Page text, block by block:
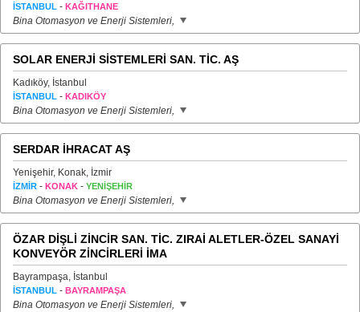
İSTANBUL - KAĞITHANE
Bina Otomasyon ve Enerji Sistemleri,
SOLAR ENERJİ SİSTEMLERİ SAN. TİC. AŞ
Kadıköy, İstanbul
İSTANBUL - KADIKÖY
Bina Otomasyon ve Enerji Sistemleri,
SERDAR İHRACAT AŞ
Yenişehir, Konak, İzmir
İZMİR - KONAK - YENİŞEHİR
Bina Otomasyon ve Enerji Sistemleri,
ÖZAR DİŞLİ ZİNCİR SAN. TİC. ZIRAİ ALETLER-ÖZEL SANAYİ
KONVEYÖR ZİNCİRLERİ İMA
Bayrampaşa, İstanbul
İSTANBUL - BAYRAMPAŞA
Bina Otomasyon ve Enerji Sistemleri,